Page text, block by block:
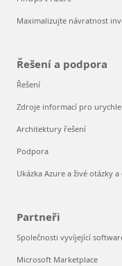
Maximalizujte návratnost
Řešení a podpora
Řešení
Zdroje informací pro
Architektury řešení
Podpora
Ukázka Azure a živé otázky
Partneři
Společnosti vyvíjející
Microsoft Marketplace